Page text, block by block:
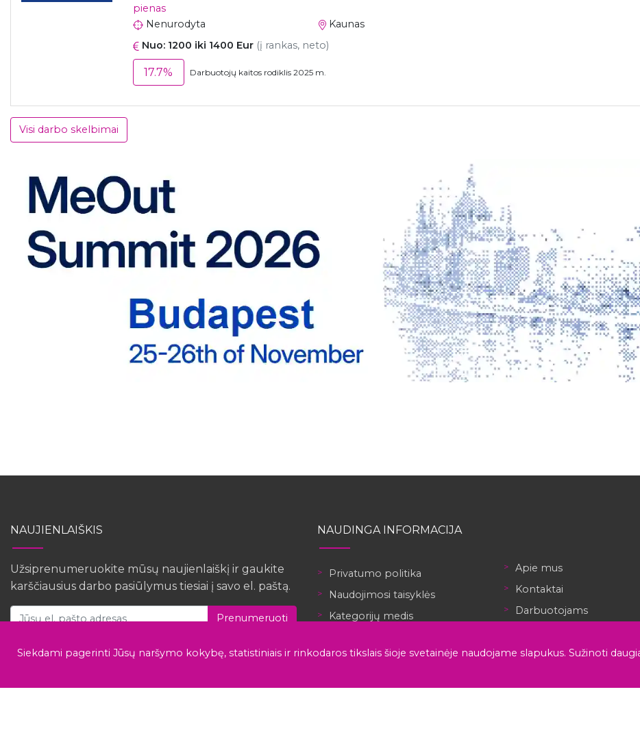
pienas
Nenurodyta
Kaunas
Nuo: 1200 iki 1400 Eur (į rankas, neto)
17.7% Darbuotojų kaitos rodiklis 2025 m.
Visi darbo skelbimai
NAUJIENLAIŠKIS
Užsiprenumeruokite mūsų naujienlaiškį ir gaukite
karščiausius darbo pasiūlymus tiesiai į savo el. paštą.
Prenumeruoti
NAUDINGA INFORMACIJA
Privatumo politika
Naudojimosi taisyklės
Kategorijų medis
Nemokami CV šablonai
Apie mus
Kontaktai
Darbuotojams
Registruotis
Siekdami pagerinti Jūsų naršymo kokybę, statistiniais ir rinkodaros tikslais šioje svetainėje naudojame slapukus. Sužinoti